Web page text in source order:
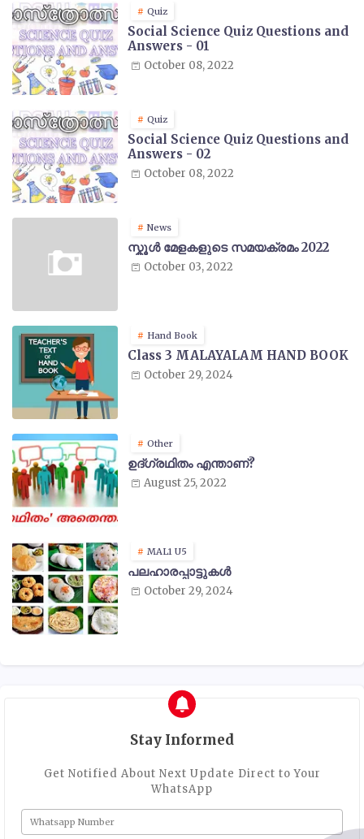
Quiz
Social Science Quiz Questions and
Answers - 01
October 08, 2022
Quiz
Social Science Quiz Questions and
Answers - 02
October 08, 2022
News
സ്കൂൾ മേളകളുടെ സമയക്രമം 2022
October 03, 2022
Hand Book
Class 3 MALAYALAM HAND BOOK
October 29, 2024
Other
ഉദ്ഗ്രഥിതം എന്താണ്?
August 25, 2022
MAL1 U5
പലഹാരപ്പാട്ടുകൾ
October 29, 2024
Stay Informed
Get Notified About Next Update Direct to Your
WhatsApp